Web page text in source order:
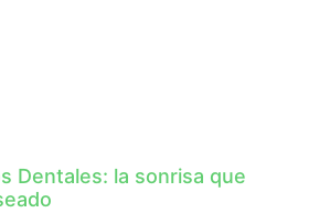
Dentales: la sonrisa que